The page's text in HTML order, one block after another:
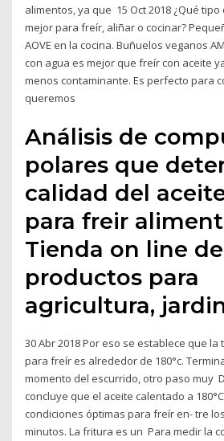
alimentos, ya que 15 Oct 2018 ¿Qué
mejor para freír, aliñar o cocinar?
AOVE en la cocina. Buñuelos veganos
con agua es mejor que freír con aceite
menos contaminante. Es perfecto para
queremos
Análisis de
polares que
calidad del
para freir
Tienda on line de
productos para
agricultura,
30 Abr 2018 Por eso se establece que
para freír es alrededor de 180°c.
momento del escurrido, otro paso muy
concluye que el aceite calentado a
condiciones óptimas para freír en- tre
minutos. La fritura es un Para medir la